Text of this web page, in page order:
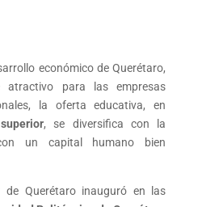
económico de Querétaro,
atractivo para las empresas
la oferta educativa, en
, se diversifica con la
un capital humano bien
de Querétaro inauguró en las